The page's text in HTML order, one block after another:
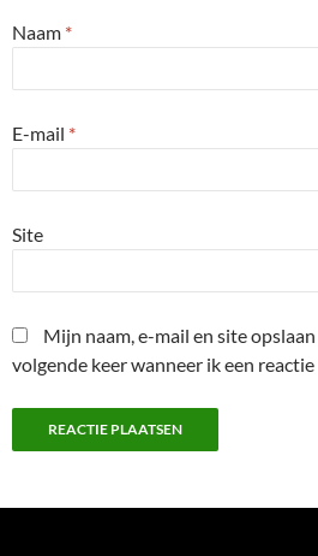
Naam *
E-mail *
Site
Mijn naam, e-mail en site
volgende keer wanneer ik een reactie